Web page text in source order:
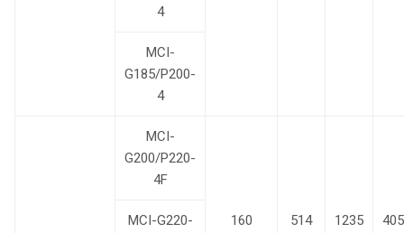
4
MCI-
G185/P200-
4
MCI-
G200/P220-
4F
160 514 1235 405
MCI-G220-